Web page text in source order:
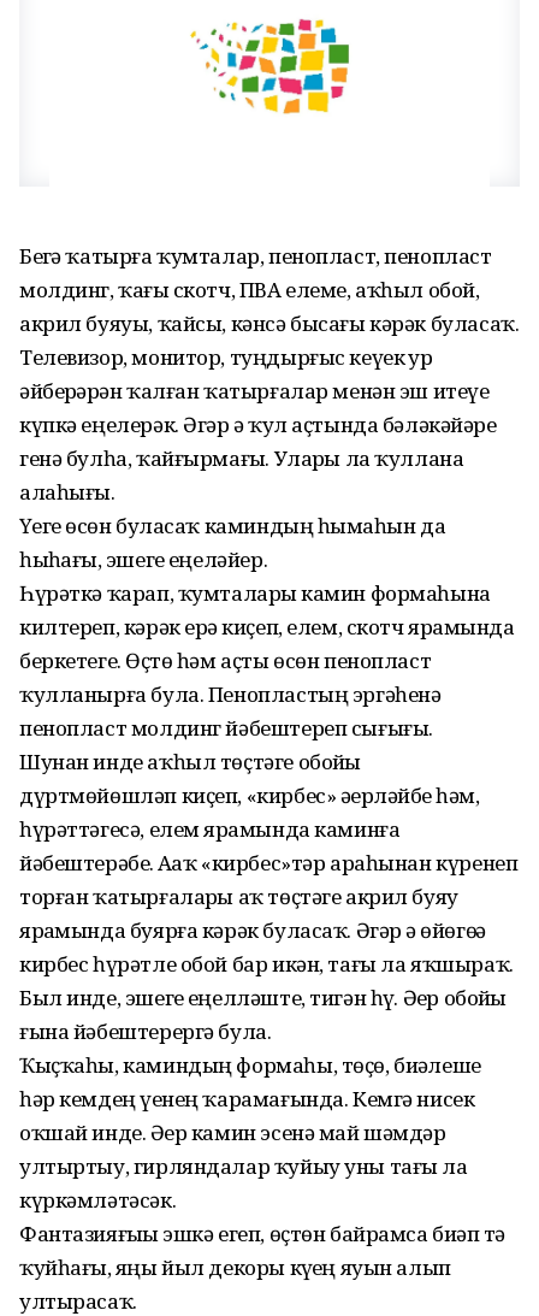
Беҙгә ҡатырға ҡумталар, пенопласт, пенопласт
молдинг, ҡағыҙ скотч, ПВА елеме, аҡһыл обой,
акрил буяуы, ҡайсы, кәнсә бысағы кәрәк буласаҡ.
Телевизор, монитор, туңдыр­ғыс кеүек ҙур
әйберҙәрҙән ҡал­ған ҡатырғалар менән эш итеүе
күпкә еңелерәк. Әгәр ҙә ҡул аҫтында бәләкәйҙәре
генә булһа, ҡайғырмағыҙ. Уларҙы ла ҡуллана
алаһығыҙ.
Үҙегеҙ өсөн буласаҡ каминдың һыҙмаһын да
һыҙһағыҙ, эшегеҙ еңеләйер.
Һүрәткә ҡарап, ҡумталарҙы камин формаһына
килтереп, кәрәк ерҙә киҫеп, елем, скотч ярҙамында
беркетегеҙ. Өҫтө һәм аҫты өсөн пенопласт
ҡулланырға була. Пенопластың эргәһенә
пенопласт молдинг йәбештереп сығығыҙ.
Шунан инде аҡһыл төҫтәге обойҙы
дүртмөйөшләп киҫеп, «кирбес» әҙерләйбеҙ һәм,
һүрәттәгесә, елем ярҙамында каминға
йәбештерәбеҙ. Аҙаҡ «кирбес»тәр араһынан күренеп
торған ҡатырғаларҙы аҡ төҫтәге акрил буяу
ярҙамында буярға кәрәк буласаҡ. Әгәр ҙә өйөгөҙҙә
кирбес һүрәтле обой бар икән, тағы ла яҡшыраҡ.
Был инде, эшегеҙ еңелләште, тигән һүҙ. Әҙер обойҙы
ғына йәбештерергә була.
Ҡыҫҡаһы, каминдың формаһы, төҫө, биҙәлеше
һәр кемдең үҙенең ҡарамағында. Кемгә нисек
оҡшай инде. Әҙер камин эсенә май шәмдәр
ултыртыу, гирляндалар ҡуйыу уны тағы ла
күркәмләтәсәк.
Фантазияғыҙҙы эшкә егеп, өҫтөн байрамса биҙәп тә
ҡуйһағыҙ, яңы йыл декоры күҙҙең яуын алып
ултырасаҡ.